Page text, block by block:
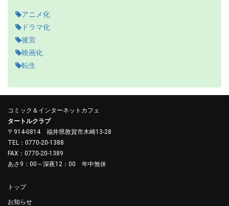
アニメ化
ドラマ化
後宮
映画化
転生
コミック＆インターネットカフェ
タートルクラブ
〒914-0814 福井県敦賀市木崎13-28
TEL：0770-20-1388
FAX：0770-20-1389
あさ9：00～深夜12：00 年中無休
トップ
お知らせ